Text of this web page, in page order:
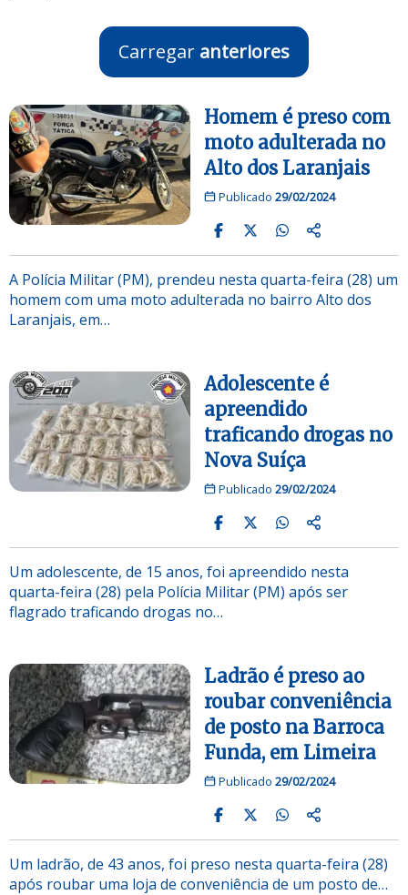
Carregar anteriores
Homem é preso com
moto adulterada no
Alto dos Laranjais
Publicado 29/02/2024
A Polícia Militar (PM), prendeu nesta quarta-feira (28) um
homem com uma moto adulterada no bairro Alto dos
Laranjais, em…
Adolescente é
apreendido
traficando drogas no
Nova Suíça
Publicado 29/02/2024
Um adolescente, de 15 anos, foi apreendido nesta
quarta-feira (28) pela Polícia Militar (PM) após ser
flagrado traficando drogas no…
Ladrão é preso ao
roubar conveniência
de posto na Barroca
Funda, em Limeira
Publicado 29/02/2024
Um ladrão, de 43 anos, foi preso nesta quarta-feira (28)
após roubar uma loja de conveniência de um posto de…